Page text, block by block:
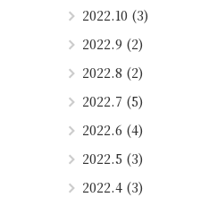
2022.10 (3)
2022.9 (2)
2022.8 (2)
2022.7 (5)
2022.6 (4)
2022.5 (3)
2022.4 (3)